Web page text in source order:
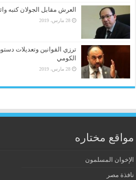
العرش مقابل الجولان كتبه
28 مارس، 2019
ترزي القوانين وتعديلات
الكومي
28 مارس، 2019
مواقع مختاره
الإخوان المسلمون
نافذة مصر